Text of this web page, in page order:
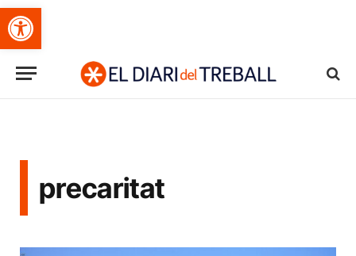
Obre la barra d'eines
precaritat